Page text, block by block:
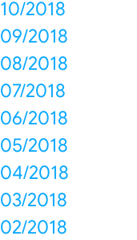
10/2018
09/2018
08/2018
07/2018
06/2018
05/2018
04/2018
03/2018
02/2018